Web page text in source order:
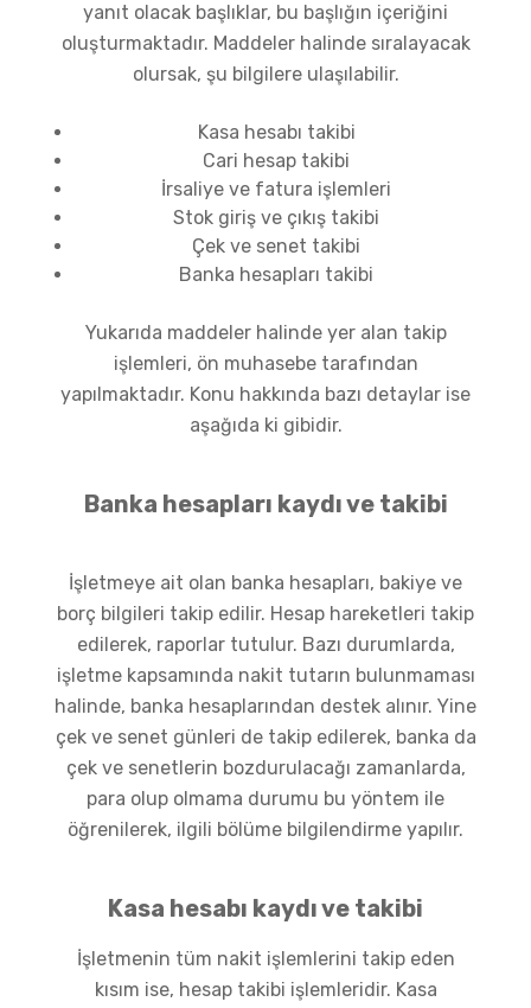
yanıt olacak başlıklar, bu başlığın içeriğini
oluşturmaktadır. Maddeler halinde sıralayacak
olursak, şu bilgilere ulaşılabilir.
Kasa hesabı takibi
Cari hesap takibi
İrsaliye ve fatura işlemleri
Stok giriş ve çıkış takibi
Çek ve senet takibi
Banka hesapları takibi
Yukarıda maddeler halinde yer alan takip
işlemleri, ön muhasebe tarafından
yapılmaktadır. Konu hakkında bazı detaylar ise
aşağıda ki gibidir.
Banka hesapları kaydı ve takibi
İşletmeye ait olan banka hesapları, bakiye ve
borç bilgileri takip edilir. Hesap hareketleri takip
edilerek, raporlar tutulur. Bazı durumlarda,
işletme kapsamında nakit tutarın bulunmaması
halinde, banka hesaplarından destek alınır. Yine
çek ve senet günleri de takip edilerek, banka da
çek ve senetlerin bozdurulacağı zamanlarda,
para olup olmama durumu bu yöntem ile
öğrenilerek, ilgili bölüme bilgilendirme yapılır.
Kasa hesabı kaydı ve takibi
İşletmenin tüm nakit işlemlerini takip eden
kısım ise, hesap takibi işlemleridir. Kasa